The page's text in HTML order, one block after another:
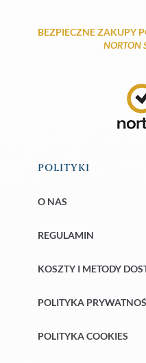
BEZPIECZNE ZAKUPY
NORTON
POLITYKI
O NAS
REGULAMIN
KOSZTY I METODY
POLITYKA
POLITYKA COOKIES